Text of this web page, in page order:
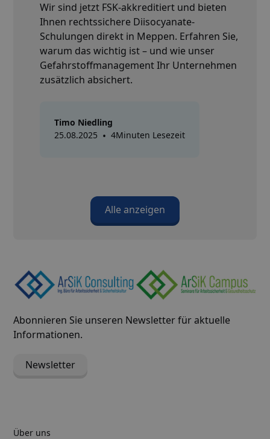
Wir sind jetzt FSK-akkreditiert und bieten
Ihnen rechtssichere Diisocyanate-
Schulungen direkt in Meppen. Erfahren Sie,
warum das wichtig ist – und wie unser
Gefahrstoffmanagement Ihr Unternehmen
zusätzlich absichert.
Timo Niedling
25.08.2025 • 4Minuten Lesezeit
Alle anzeigen
Abonnieren Sie unseren Newsletter für aktuelle
Informationen.
Newsletter
Über uns